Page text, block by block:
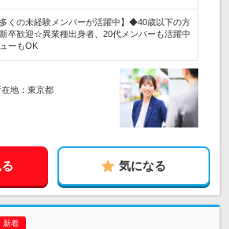
多くの未経験メンバーが活躍中】◆40歳以下の方
卒歓迎☆異業種出身者、20代メンバーも活躍中
ーもOK
地：東京都
気になる